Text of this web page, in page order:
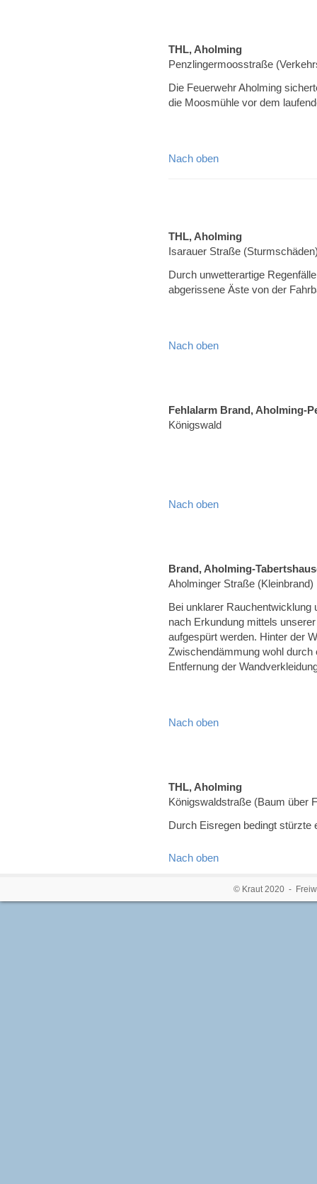
THL, Aholming
Penzlingermoosstraße
Die Feuerwehr Aholming
die Moosmühle vor dem
Nach oben
THL, Aholming
Isarauer Straße
Durch unwetterartige
abgerissene Äste von der
Nach oben
Fehlalarm Brand, Aholming-
Königswald
Nach oben
Brand, Aholming-
Aholminger Straße (Kleinbrand)
Bei unklarer
nach Erkundung mittels
aufgespürt werden. Hinter der
Zwischendämmung wohl durch
Entfernung der
Nach oben
THL, Aholming
Königswaldstraße (Baum über
Durch Eisregen bedingt stürzte
Nach oben
© Kraut 2020 -